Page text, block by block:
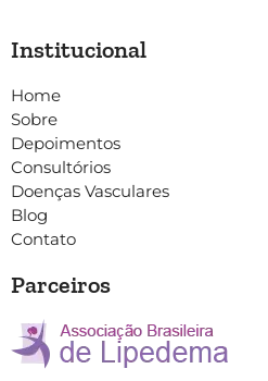
Institucional
Home
Sobre
Depoimentos
Consultórios
Doenças Vasculares
Blog
Contato
Parceiros